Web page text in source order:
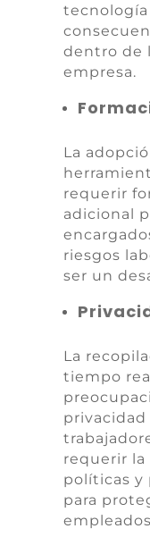
dentro de
empresa.
La
requerir
adicional
riesgos
ser un
La
tiempo
privacidad
requerir
políticas y
para